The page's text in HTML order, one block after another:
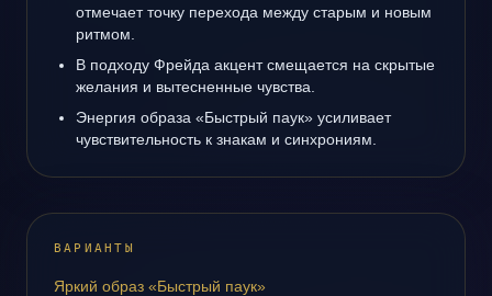
отмечает точку перехода между старым и новым
ритмом.
В подходу Фрейда акцент смещается на скрытые
желания и вытесненные чувства.
Энергия образа «Быстрый паук» усиливает
чувствительность к знакам и синхрониям.
ВАРИАНТЫ
Яркий образ «Быстрый паук»